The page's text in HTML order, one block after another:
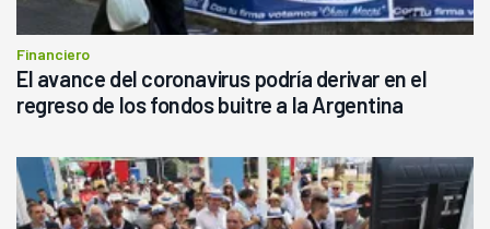
Financiero
El avance del coronavirus podría derivar en el
regreso de los fondos buitre a la Argentina